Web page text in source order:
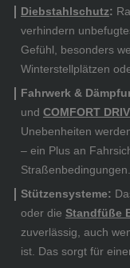
Diebstahlschutz:
verhindern
Gefühl, besonders
Winterstellplätzen
Fahrwerk &
und COMFORT
Unebenheiten
– ein Plus an
Straßenbedingungen.
Stützensysteme:
oder die Standfüße
zuverlässig, auch
ist. Das sorgt für